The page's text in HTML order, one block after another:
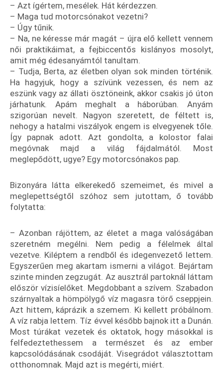
– Azt ígértem, mesélek. Hát kérdezzen.
– Maga tud motorcsónakot vezetni?
– Úgy tűnik.
– Na, ne kéresse már magát – újra elő kellett vennem
női praktikáimat, a fejbiccentős kislányos mosolyt,
amit még édesanyámtól tanultam.
– Tudja, Berta, az életben olyan sok minden történik.
Ha hagyjuk, hogy a szívünk vezessen, és nem az
eszünk vagy az állati ösztöneink, akkor csakis jó úton
járhatunk. Apám meghalt a háborúban. Anyám
szigorúan nevelt. Nagyon szeretett, de féltett is,
nehogy a hatalmi viszályok engem is elvegyenek tőle.
Így papnak adott. Azt gondolta, a kolostor falai
megóvnak majd a világ fájdalmától. Most
meglepődött, ugye? Egy motorcsónakos pap.
Bizonyára látta elkerekedő szemeimet, és mivel a
meglepettségtől szóhoz sem jutottam, ő tovább
folytatta:
– Azonban rájöttem, az életet a maga valóságában
szeretném megélni. Nem pedig a félelmek által
vezetve. Kiléptem a rendből és idegenvezető lettem.
Egyszerűen meg akartam ismerni a világot. Bejártam
szinte minden zegzugát. Az ausztrál partoknál láttam
először vízisíelőket. Megdobbant a szívem. Szabadon
szárnyaltak a hömpölygő víz magasra törő cseppjein.
Azt hittem, káprázik a szemem. Ki kellett próbálnom.
A víz rabja lettem. Tíz évvel később bajnok itt a Dunán.
Most túrákat vezetek és oktatok, hogy másokkal is
felfedeztethessem a természet és az ember
kapcsolódásának csodáját. Visegrádot választottam
otthonomnak. Majd azt is megérti, miért.